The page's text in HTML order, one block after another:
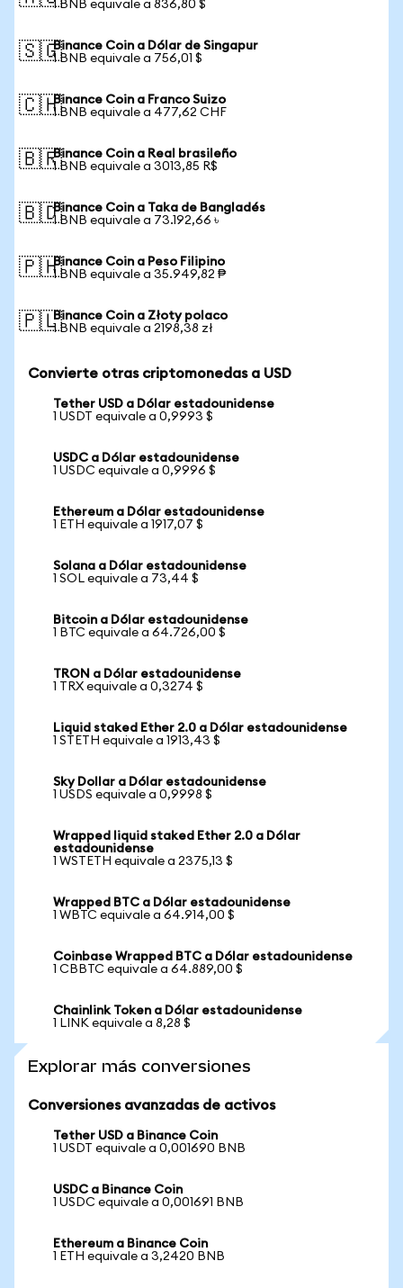
1 BNB equivale a 836,80 $
🇸🇬Binance Coin a Dólar de Singapur
1 BNB equivale a 756,01 $
🇨🇭Binance Coin a Franco Suizo
1 BNB equivale a 477,62 CHF
🇧🇷Binance Coin a Real brasileño
1 BNB equivale a 3013,85 R$
🇧🇩Binance Coin a Taka de Bangladés
1 BNB equivale a 73.192,66 ৳
🇵🇭Binance Coin a Peso Filipino
1 BNB equivale a 35.949,82 ₱
🇵🇱Binance Coin a Złoty polaco
1 BNB equivale a 2198,38 zł
Convierte otras criptomonedas a USD
Tether USD a Dólar estadounidense
1 USDT equivale a 0,9993 $
USDC a Dólar estadounidense
1 USDC equivale a 0,9996 $
Ethereum a Dólar estadounidense
1 ETH equivale a 1917,07 $
Solana a Dólar estadounidense
1 SOL equivale a 73,44 $
Bitcoin a Dólar estadounidense
1 BTC equivale a 64.726,00 $
TRON a Dólar estadounidense
1 TRX equivale a 0,3274 $
Liquid staked Ether 2.0 a Dólar estadounidense
1 STETH equivale a 1913,43 $
Sky Dollar a Dólar estadounidense
1 USDS equivale a 0,9998 $
Wrapped liquid staked Ether 2.0 a Dólar
estadounidense
1 WSTETH equivale a 2375,13 $
Wrapped BTC a Dólar estadounidense
1 WBTC equivale a 64.914,00 $
Coinbase Wrapped BTC a Dólar estadounidense
1 CBBTC equivale a 64.889,00 $
Chainlink Token a Dólar estadounidense
1 LINK equivale a 8,28 $
Explorar más conversiones
Conversiones avanzadas de activos
Tether USD a Binance Coin
1 USDT equivale a 0,001690 BNB
USDC a Binance Coin
1 USDC equivale a 0,001691 BNB
Ethereum a Binance Coin
1 ETH equivale a 3,2420 BNB